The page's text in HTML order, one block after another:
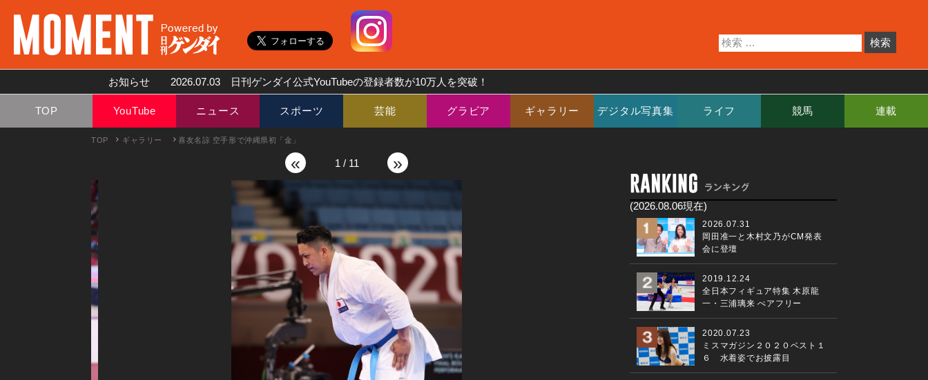
お知らせ 2026.07.03 日刊ゲンダイ公式YouTubeの登録者数が10万人を突破！
TOP YouTube ニュース スポーツ 芸能 グラビア ギャラリー デジタル写真集 ライフ 競馬 連載
TOP ギャラリー 喜友名諒 空手形で沖縄県初「金」
« »
1 / 11
(2026.08.06現在)
2026.07.31
岡田准一と木村文乃がCM発表
会に登壇
2019.12.24
全日本フィギュア特集 木原龍
一・三浦璃来 ぺアフリー
2020.07.23
ミスマガジン２０２０ベスト１
６ 水着姿でお披露目